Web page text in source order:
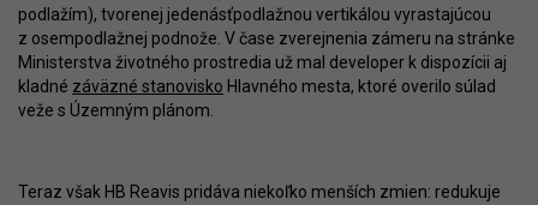
podlažím), tvorenej jedenásťpodlažnou vertikálou vyrastajúcou
z osempodlažnej podnože. V čase zverejnenia zámeru na stránke
Ministerstva životného prostredia už mal developer k dispozícii aj
kladné záväzné stanovisko Hlavného mesta, ktoré overilo súlad
veže s Územným plánom.
Teraz však HB Reavis pridáva niekoľko menších zmien: redukuje